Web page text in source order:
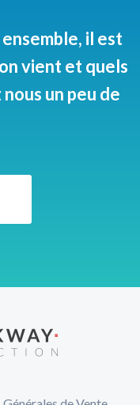
il est
vient et quels
un peu de